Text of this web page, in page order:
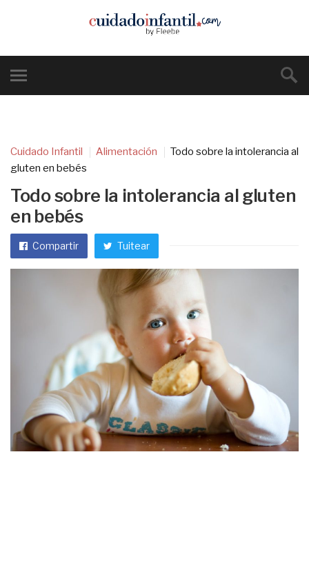
Cuidado Infantil Alimentación
Todo sobre la intolerancia al
gluten en bebés
Todo sobre la intolerancia al gluten
en bebés
Compartir Tuitear